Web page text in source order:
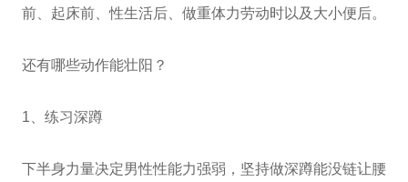
前、起床前、性生活后、做重体力劳动时以及大小便后。
还有哪些动作能壮阳？
1、练习深蹲
下半身力量决定男性性能力强弱，坚持做深蹲能没链让腰